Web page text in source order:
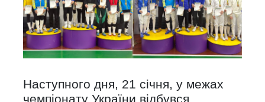
Наступного дня, 21 січня, у межах
чемпіонату України відбувся